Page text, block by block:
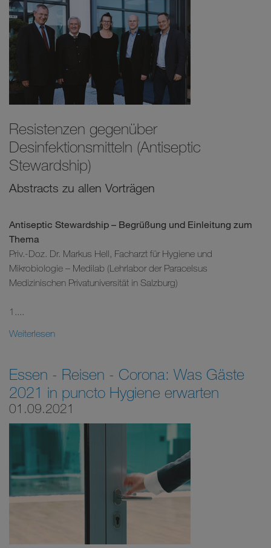
Resistenzen gegenüber
Desinfektionsmitteln (Antiseptic
Stewardship)
Abstracts zu allen Vorträgen
Antiseptic Stewardship – Begrüßung und Einleitung zum
Thema
Priv.-Doz. Dr. Markus Hell, Facharzt für Hygiene und
Mikrobiologie – Medilab (Lehrlabor der Paracelsus
Medizinischen Privatuniversität in Salzburg)
1....
Weiterlesen
Essen - Reisen - Corona: Was Gäste
2021 in puncto Hygiene erwarten
01.09.2021